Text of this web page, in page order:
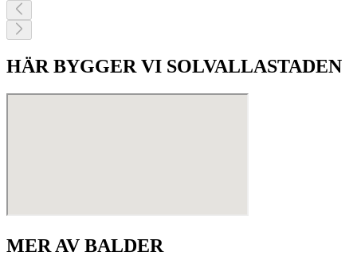
HÄR BYGGER VI SOLVALLASTADEN
MER AV BALDER